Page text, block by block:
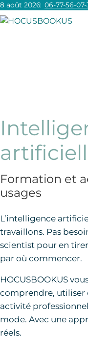
8 août 2026 06-77-56-
Formation et
usages
L’intelligence
travaillons. Pas
scientist pour en
par où commencer.
HOCUSBOOKUS
comprendre, utiliser
activité
mode. Avec une
réels.